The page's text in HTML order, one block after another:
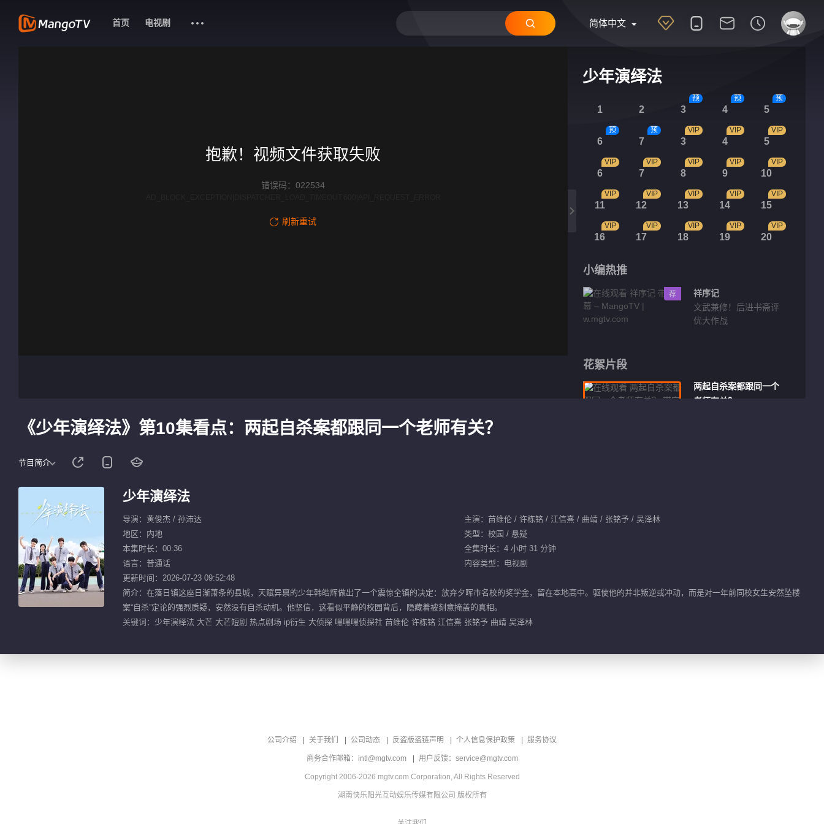
简体中文
首页 电视剧
少年演绎法
1 2 3
预
4
预
5
预
6
预
7
预
3
VIP
4
VIP
5
VIP
6
VIP
7
VIP
8
VIP
9
VIP
10
VIP
11
VIP
12
VIP
13
VIP
14
VIP
15
VIP
16
VIP
17
VIP
18
VIP
19
VIP
20
VIP
小编热推
荐
祥序记
文武兼修！后进书斋评
优大作战
花絮片段
两起自杀案都跟同一个
老师有关？
抱歉！视频文件获取失败
错误码：022534
刷新重试
《少年演绎法》第10集看点：两起自杀案都跟同一个老师有关？
节目简介
少年演绎法
导演：黄俊杰 / 孙沛达
主演：苗维伦 / 许栋铭 / 江信熹 / 曲靖 / 张铭予 / 吴泽林
地区：内地
类型：校园 / 悬疑
本集时长：00:36
全集时长：4 小时 31 分钟
语言：普通话
内容类型：电视剧
更新时间：2026-07-23 09:52:48
简介：在落日镇这座日渐萧条的县城，天赋异禀的少年韩皓辉做出了一个震惊全镇的决定：放弃夕晖市名校的奖学金，留在本地高中。驱使他的并非叛逆或冲动，而是对一年前同校女生安然坠楼
案“自杀”定论的强烈质疑，安然没有自杀动机。他坚信，这看似平静的校园背后，隐藏着被刻意掩盖的真相。
关键词： 少年演绎法 大芒 大芒短剧 热点剧场 ip衍生 大侦探 嘿嘿嘿侦探社 苗维伦 许栋铭 江信熹 张铭予 曲靖 吴泽林
公司介绍 关于我们 公司动态 反盗版盗链声明 个人信息保护政策 服务协议
商务合作邮箱：intl@mgtv.com 用户反馈：service@mgtv.com
Copyright 2006-2026 mgtv.com Corporation, All Rights Reserved
湖南快乐阳光互动娱乐传媒有限公司 版权所有